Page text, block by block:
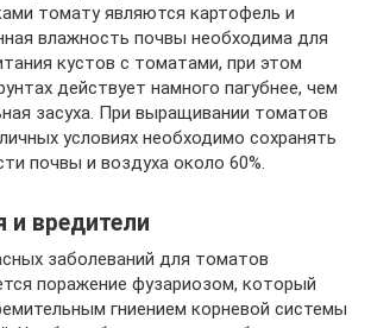
томату являются картофель и
влажность почвы необходима для
кустов с томатами, при этом
действует намного пагубнее, чем
засуха. При выращивании томатов
условиях необходимо сохранять
почвы и воздуха около 60%.
и вредители
заболеваний для томатов
поражение фузариозом, который
гниением корневой системы